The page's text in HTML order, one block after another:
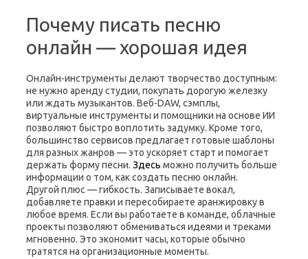
Почему писать песню
онлайн — хорошая идея
Онлайн-инструменты делают творчество доступным:
не нужно аренду студии, покупать дорогую железку
или ждать музыкантов. Веб-DAW, сэмплы,
виртуальные инструменты и помощники на основе ИИ
позволяют быстро воплотить задумку. Кроме того,
большинство сервисов предлагает готовые шаблоны
для разных жанров — это ускоряет старт и помогает
держать форму песни. Здесь можно получить больше
информации о том, как создать песню онлайн.
Другой плюс — гибкость. Записываете вокал,
добавляете правки и пересобираете аранжировку в
любое время. Если вы работаете в команде, облачные
проекты позволяют обмениваться идеями и треками
мгновенно. Это экономит часы, которые обычно
тратятся на организационные моменты.